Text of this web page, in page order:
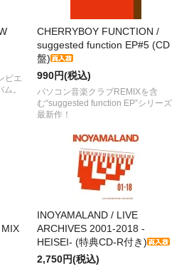
ビエ
。
CHERRYBOY FUNCTION /
suggested function EP#5 (CD
盤)
990円(税込)
パソコン音楽クラブREMIXを含
む“suggested function EP”シリーズ
最新作！
INOYAMALAND / LIVE
ARCHIVES 2001-2018 -
HEISEI- (特典CD-R付き)
2,750円(税込)